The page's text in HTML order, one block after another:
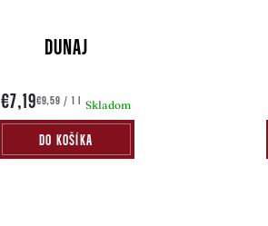
DUNAJ
€7,19Jednotková
cena:
€9,59 / 1 l Skladom
DO KOŠÍKA